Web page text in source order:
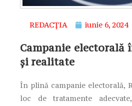
REDACȚIA iunie 6, 2024
Campanie electorală
și realitate
În plină campanie electorală,
loc de tratamente